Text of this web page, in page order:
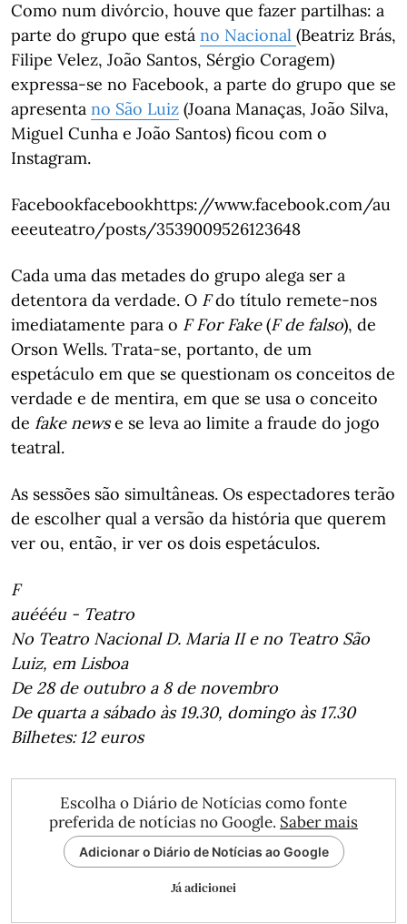
Como num divórcio, houve que fazer partilhas: a
parte do grupo que está no Nacional (Beatriz Brás,
Filipe Velez, João Santos, Sérgio Coragem)
expressa-se no Facebook, a parte do grupo que se
apresenta no São Luiz (Joana Manaças, João Silva,
Miguel Cunha e João Santos) ficou com o
Instagram.
Facebookfacebookhttps://www.facebook.com/au
eeeuteatro/posts/3539009526123648
Cada uma das metades do grupo alega ser a
detentora da verdade. O Fdo título remete-nos
imediatamente para o F For Fake(F de falso), de
Orson Wells. Trata-se, portanto, de um
espetáculo em que se questionam os conceitos de
verdade e de mentira, em que se usa o conceito
de fake newse se leva ao limite a fraude do jogo
teatral.
As sessões são simultâneas. Os espectadores terão
de escolher qual a versão da história que querem
ver ou, então, ir ver os dois espetáculos.
F
auéééu - Teatro
No Teatro Nacional D. Maria II e no Teatro São
Luiz, em Lisboa
De 28 de outubro a 8 de novembro
De quarta a sábado às 19.30, domingo às 17.30
Bilhetes: 12 euros
Escolha o Diário de Notícias como fonte
preferida de notícias no Google. Saber mais
Adicionar o Diário de Notícias ao Google
Já adicionei